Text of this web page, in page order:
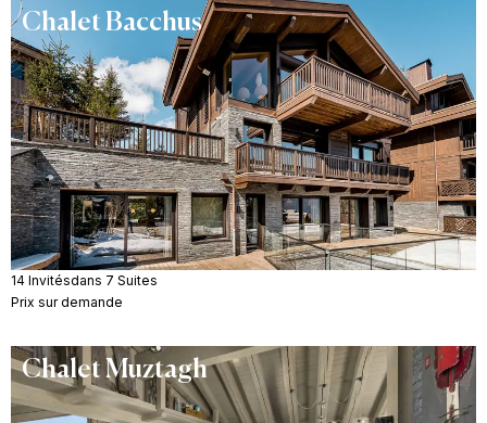
Chalet Bacchus
14 Invitésdans 7 Suites
Prix sur demande
Chalet Muztagh